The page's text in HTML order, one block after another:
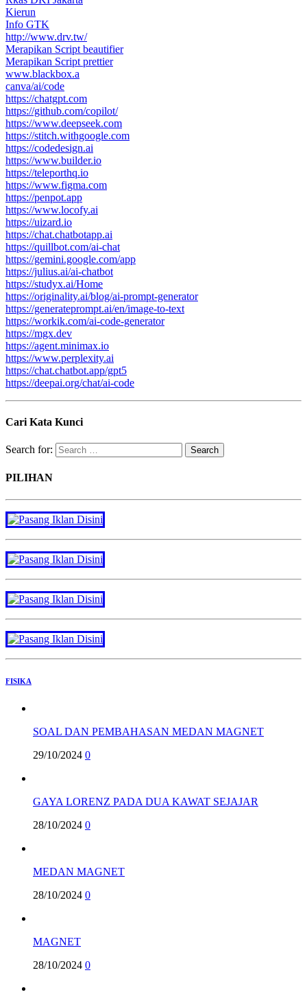
Kierun
Info GTK
http://www.drv.tw/
Merapikan Script beautifier
Merapikan Script prettier
www.blackbox.a
canva/ai/code
https://chatgpt.com
https://github.com/copilot/
https://www.deepseek.com
https://stitch.withgoogle.com
https://codedesign.ai
https://www.builder.io
https://teleporthq.io
https://www.figma.com
https://penpot.app
https://www.locofy.ai
https://uizard.io
https://chat.chatbotapp.ai
https://quillbot.com/ai-chat
https://gemini.google.com/app
https://julius.ai/ai-chatbot
https://studyx.ai/Home
https://originality.ai/blog/ai-prompt-generator
https://generateprompt.ai/en/image-to-text
https://workik.com/ai-code-generator
https://mgx.dev
https://agent.minimax.io
https://www.perplexity.ai
https://chat.chatbot.app/gpt5
https://deepai.org/chat/ai-code
Cari Kata Kunci
Search for:
PILIHAN
FISIKA
SOAL DAN PEMBAHASAN MEDAN MAGNET
29/10/2024 0
GAYA LORENZ PADA DUA KAWAT SEJAJAR
28/10/2024 0
MEDAN MAGNET
28/10/2024 0
MAGNET
28/10/2024 0